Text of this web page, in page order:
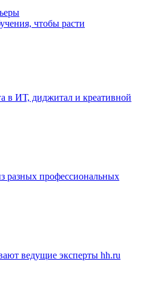
чтобы расти
в ИТ, диджитал и креативной
разных профессиональных
ведущие эксперты hh.ru